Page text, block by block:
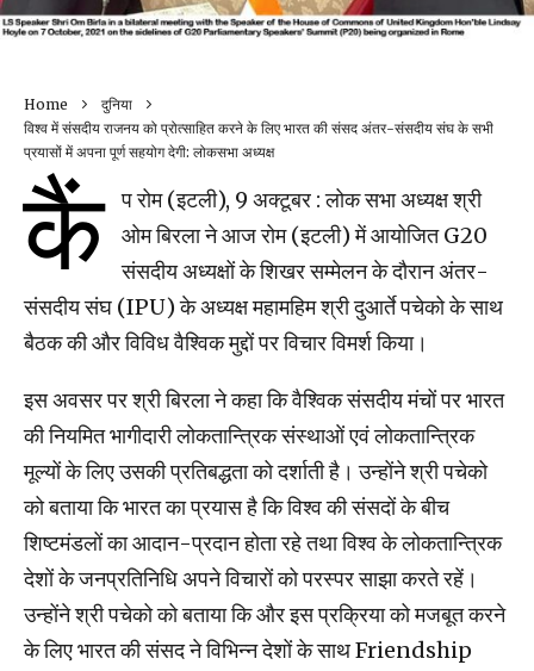
Home
दुनिया
विश्व में संसदीय राजनय को प्रोत्साहित करने के लिए भारत की संसद अंतर-संसदीय संघ के सभी
प्रयासों में अपना पूर्ण सहयोग देगी: लोकसभा अध्यक्ष
कैं
प रोम (इटली), 9 अक्टूबर : लोक सभा अध्यक्ष श्री
ओम बिरला ने आज रोम (इटली) में आयोजित G20
संसदीय अध्यक्षों के शिखर सम्मेलन के दौरान अंतर-
संसदीय संघ (IPU) के अध्यक्ष महामहिम श्री दुआर्ते पचेको के साथ
बैठक की और विविध वैश्विक मुद्दों पर विचार विमर्श किया।
इस अवसर पर श्री बिरला ने कहा कि वैश्विक संसदीय मंचों पर भारत
की नियमित भागीदारी लोकतान्त्रिक संस्थाओं एवं लोकतान्त्रिक
मूल्यों के लिए उसकी प्रतिबद्धता को दर्शाती है। उन्होंने श्री पचेको
को बताया कि भारत का प्रयास है कि विश्व की संसदों के बीच
शिष्टमंडलों का आदान-प्रदान होता रहे तथा विश्व के लोकतान्त्रिक
देशों के जनप्रतिनिधि अपने विचारों को परस्पर साझा करते रहें।
उन्होंने श्री पचेको को बताया कि और इस प्रक्रिया को मजबूत करने
के लिए भारत की संसद ने विभिन्न देशों के साथ Friendship